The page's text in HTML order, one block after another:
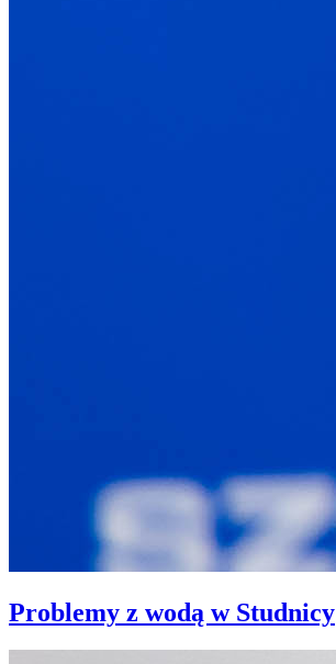
Problemy z wodą w Studnicy